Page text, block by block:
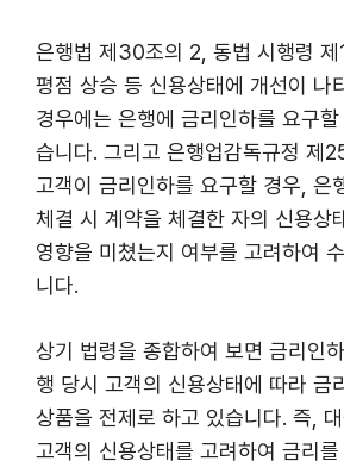
은행법 제30조의 2, 동법 시행령
평점 상승 등 신용상태에 개선이 나
경우에는 은행에 금리인하를 요구
습니다. 그리고 은행업감독규정 제
고객이 금리인하를 요구할 경우, 은
체결 시 계약을 체결한 자의 신용상
영향을 미쳤는지 여부를 고려하여
니다.
상기 법령을 종합하여 보면 금리인
행 당시 고객의 신용상태에 따라 금
상품을 전제로 하고 있습니다. 즉,
고객의 신용상태를 고려하여 금리